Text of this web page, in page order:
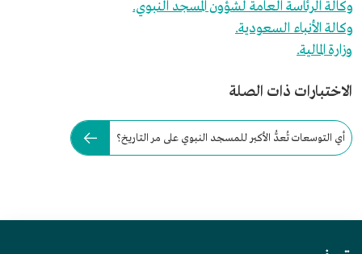
وكالة الرئاسة العامة لشؤون المسجد النبوي.
وكالة الأنباء السعودية.
وزارة المالية.
الاختبارات ذات الصلة
أي التوسعات تُعدُّ الأكبر للمسجد النبوي على مر التاريخ؟